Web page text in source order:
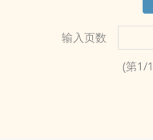
输入页数
(第1/1